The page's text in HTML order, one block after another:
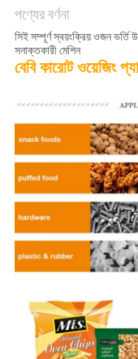
SITEMAP
গোপনীয়তা
পণ্যের বর্ণনা
সিই সম্পূর্ণ স্বয়ংক্রিয় ওজন
সনাক্তকারী মেশিন
বেবি কারোট ওয়েজিং